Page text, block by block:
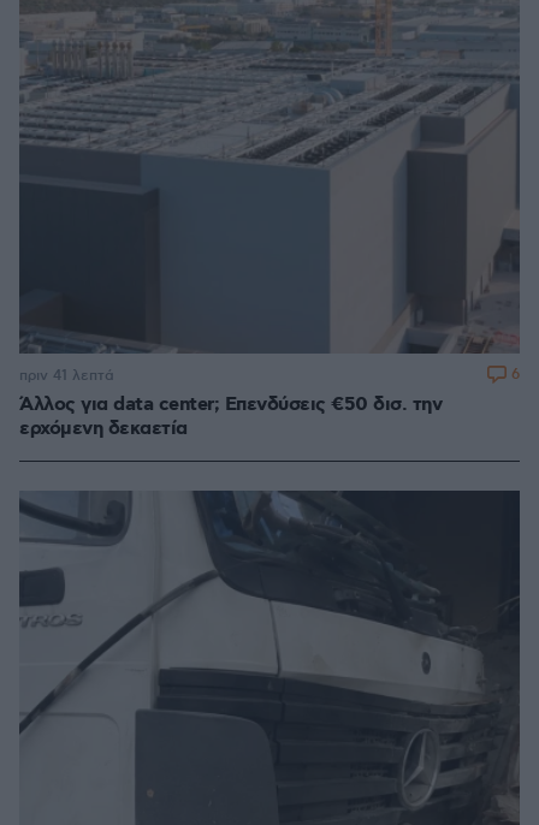
Άλλος για data center; Επενδύσεις €50 δισ. την
ερχόμενη δεκαετία
πριν 41 λεπτά 6